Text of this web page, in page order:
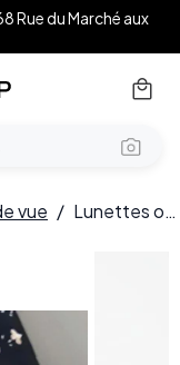
Rue du Marché aux
vue / Lunettes ovales en titane doré #BS0406-0331